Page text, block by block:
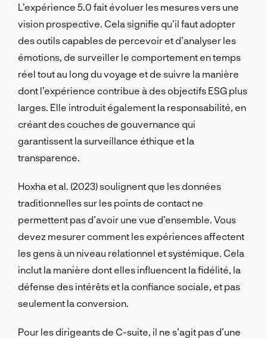
L’expérience 5.0 fait évoluer les mesures vers une
vision prospective. Cela signifie qu’il faut adopter
des outils capables de percevoir et d’analyser les
émotions, de surveiller le comportement en temps
réel tout au long du voyage et de suivre la manière
dont l’expérience contribue à des objectifs ESG plus
larges. Elle introduit également la responsabilité, en
créant des couches de gouvernance qui
garantissent la surveillance éthique et la
transparence.
Hoxha et al. (2023) soulignent que les données
traditionnelles sur les points de contact ne
permettent pas d’avoir une vue d’ensemble. Vous
devez mesurer comment les expériences affectent
les gens à un niveau relationnel et systémique. Cela
inclut la manière dont elles influencent la fidélité, la
défense des intérêts et la confiance sociale, et pas
seulement la conversion.
Pour les dirigeants de C-suite, il ne s’agit pas d’une